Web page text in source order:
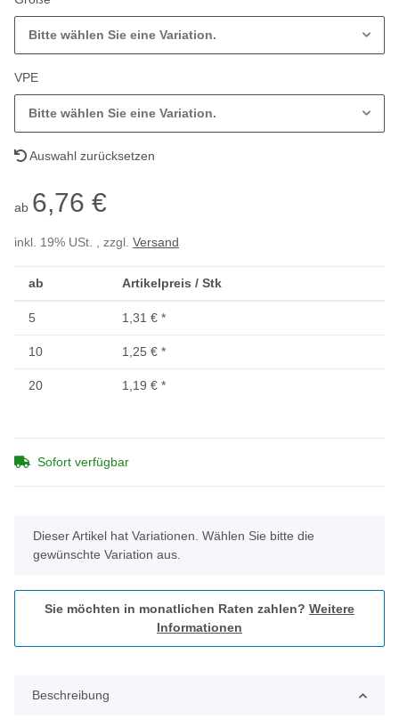
Bitte wählen Sie eine Variation.
VPE
Bitte wählen Sie eine Variation.
Auswahl zurücksetzen
ab 6,76 €
inkl. 19% USt. , zzgl. Versand
ab Artikelpreis / Stk
5 1,31 € *
10 1,25 € *
20 1,19 € *
Sofort verfügbar
x
Dieser Artikel hat Variationen. Wählen Sie bitte die
gewünschte Variation aus.
Sie möchten in monatlichen Raten zahlen? Weitere
Informationen
Beschreibung